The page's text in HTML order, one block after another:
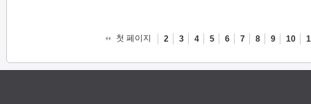
첫 페이지 2 3 4 5 6 7 8 9 10